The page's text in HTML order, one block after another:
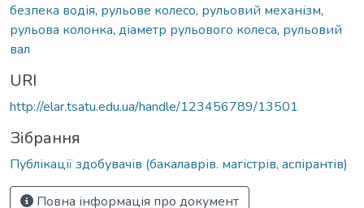
безпека водія, рульове колесо, рульовий механізм,
рульова колонка, діаметр рульового колеса, рульовий
вал
URI
http://elar.tsatu.edu.ua/handle/123456789/13501
Зібрання
Публікації здобувачів (бакалаврів. магістрів, аспірантів)
Повна інформація про документ